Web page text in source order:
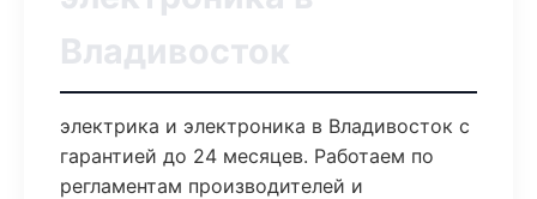
Владивосток
электрика и электроника в Владивосток с
гарантией до 24 месяцев. Работаем по
регламентам производителей и